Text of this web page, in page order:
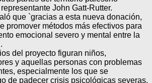
John Gatt-Rutter.
que `gracias a esta nueva donación,
promover métodos más efectivos para
emocional severo y mental entre la
del proyecto figuran niños,
y aquellas personas con problemas
especialmente los que se
de padecer crisis psicológicas severas.